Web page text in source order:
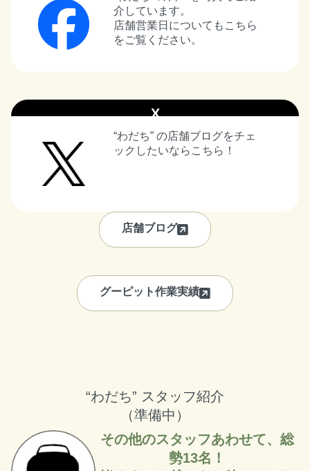
介しています。
店舗営業日についてもこちら
をご覧ください。
X
“わだち” の店舗ブログをチェ
ックしたいならこちら！
店舗ブログ
グーピット作業実績
“わだち” スタッフ紹介
（準備中）
その他のスタッフあわせて、総
勢13名！